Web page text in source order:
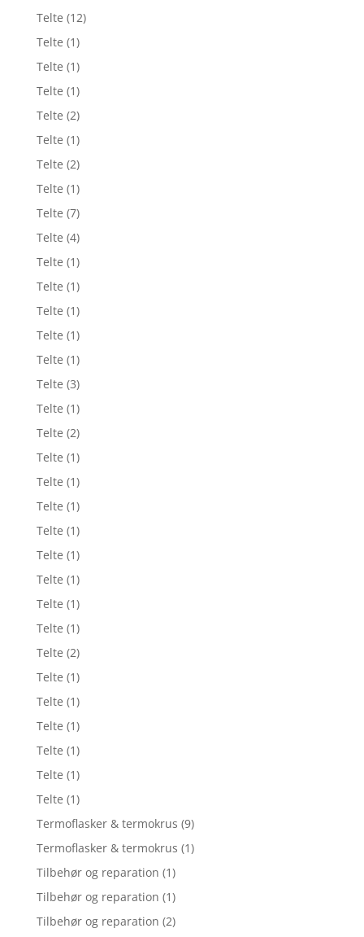
Telte (12)
Telte (1)
Telte (1)
Telte (1)
Telte (2)
Telte (1)
Telte (2)
Telte (1)
Telte (7)
Telte (4)
Telte (1)
Telte (1)
Telte (1)
Telte (1)
Telte (1)
Telte (3)
Telte (1)
Telte (2)
Telte (1)
Telte (1)
Telte (1)
Telte (1)
Telte (1)
Telte (1)
Telte (1)
Telte (1)
Telte (2)
Telte (1)
Telte (1)
Telte (1)
Telte (1)
Telte (1)
Telte (1)
Termoflasker & termokrus (9)
Termoflasker & termokrus (1)
Tilbehør og reparation (1)
Tilbehør og reparation (1)
Tilbehør og reparation (2)